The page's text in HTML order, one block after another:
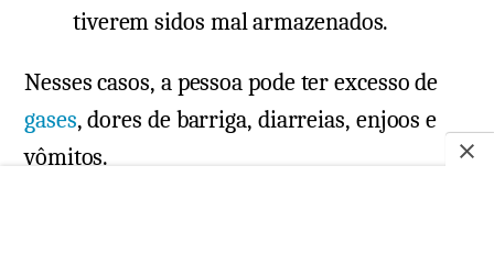
tiverem sidos mal armazenados.
Nesses casos, a pessoa pode ter excesso de
gases, dores de barriga, diarreias, enjoos e
vômitos.